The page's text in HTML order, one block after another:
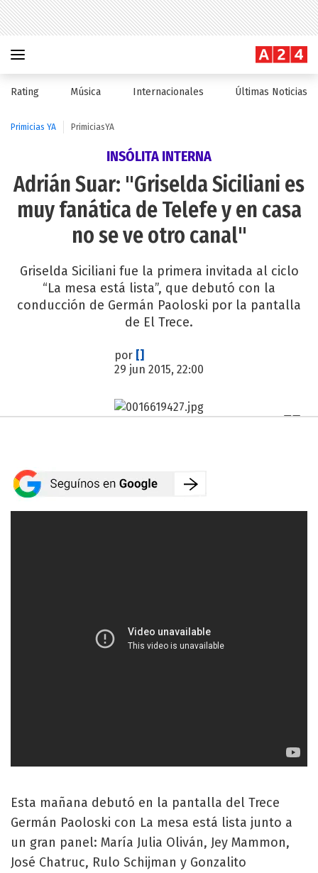
Rating Música Internacionales Últimas Noticias
Primicias YA PrimiciasYA
INSÓLITA INTERNA
Adrián Suar: "Griselda Siciliani es
muy fanática de Telefe y en casa
no se ve otro canal"
Griselda Siciliani fue la primera invitada al ciclo
“La mesa está lista”, que debutó con la
conducción de Germán Paoloski por la pantalla
de El Trece.
por []
29 jun 2015, 22:00
Esta mañana debutó en la pantalla del Trece
Germán Paoloski con La mesa está lista junto a
un gran panel: María Julia Oliván, Jey Mammon,
José Chatruc, Rulo Schijman y Gonzalito